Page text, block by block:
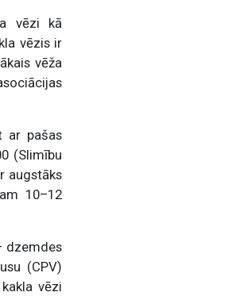
vēzi kā
vēzis ir
vēža
ar pašas
(Slimību
augstāks
10–12
dzemdes
(CPV)
vēzi